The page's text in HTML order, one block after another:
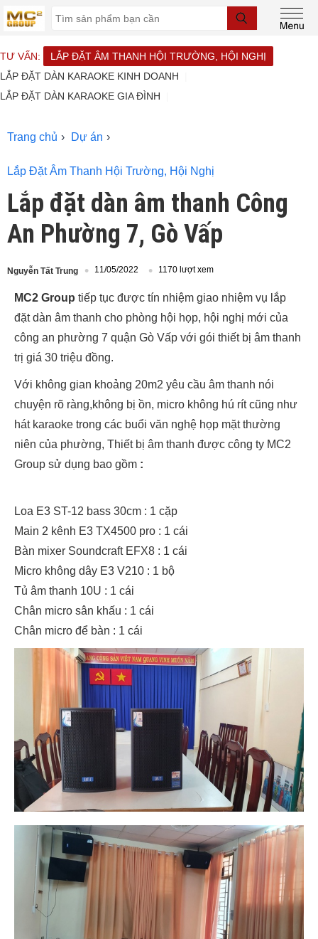
TƯ VẤN:
LẮP ĐẶT ÂM THANH HỘI TRƯỜNG, HỘI NGHỊ
LẮP ĐẶT DÀN KARAOKE KINH DOANH
LẮP ĐẶT DÀN KARAOKE GIA ĐÌNH
Trang chủ Dự án
Lắp Đặt Âm Thanh Hội Trường, Hội Nghị
Lắp đặt dàn âm thanh Công
An Phường 7, Gò Vấp
Nguyễn Tất Trung 11/05/2022 1170 lượt xem
MC2 Group tiếp tục được tín nhiệm giao nhiệm vụ lắp
đặt dàn âm thanh cho phòng hội họp, hội nghị mới của
công an phường 7 quận Gò Vấp với gói thiết bị âm thanh
trị giá 30 triệu đồng.
Với không gian khoảng 20m2 yêu cầu âm thanh nói
chuyện rõ ràng,không bị ồn, micro không hú rít cũng như
hát karaoke trong các buổi văn nghệ họp mặt thường
niên của phường, Thiết bị âm thanh được công ty MC2
Group sử dụng bao gồm :
Loa E3 ST-12 bass 30cm : 1 cặp
Main 2 kênh E3 TX4500 pro : 1 cái
Bàn mixer Soundcraft EFX8 : 1 cái
Micro không dây E3 V210 : 1 bộ
Tủ âm thanh 10U : 1 cái
Chân micro sân khấu : 1 cái
Chân micro để bàn : 1 cái